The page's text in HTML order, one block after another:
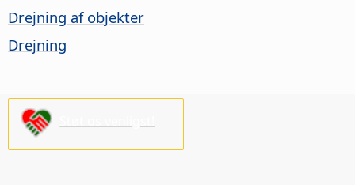
Drejning af objekter
Drejning